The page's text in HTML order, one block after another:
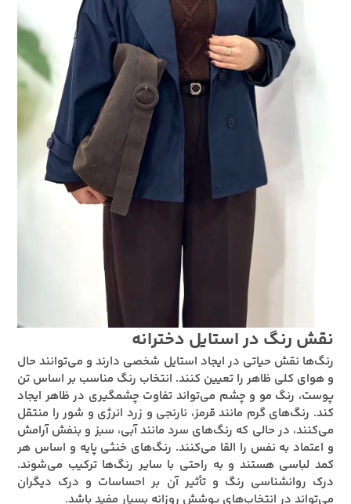
نقش رنگ در استایل دخترانه
رنگ‌ها نقش حیاتی در ایجاد استایل شخصی دارند و می‌توانند حال
و هوای کلی ظاهر را تعیین کنند. انتخاب رنگ مناسب بر اساس تن
پوست، رنگ مو و چشم می‌تواند تفاوت چشمگیری در ظاهر ایجاد
کند. رنگ‌های گرم مانند قرمز، نارنجی و زرد انرژی و شور را منتقل
می‌کنند، در حالی که رنگ‌های سرد مانند آبی، سبز و بنفش آرامش
و اعتماد به نفس را القا می‌کنند. رنگ‌های خنثی پایه و اساس هر
کمد لباسی هستند و به راحتی با سایر رنگ‌ها ترکیب می‌شوند.
درک روانشناسی رنگ و تأثیر آن بر احساسات و درک دیگران
می‌تواند در انتخاب‌های پوشش روزانه بسیار مفید باشد.